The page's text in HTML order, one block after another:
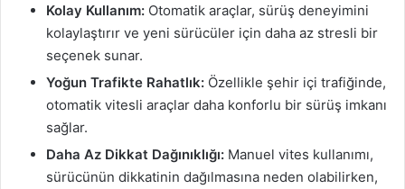
Kolay Kullanım: Otomatik araçlar, sürüş deneyimini
kolaylaştırır ve yeni sürücüler için daha az stresli bir
seçenek sunar.
Yoğun Trafikte Rahatlık: Özellikle şehir içi trafiğinde,
otomatik vitesli araçlar daha konforlu bir sürüş imkanı
sağlar.
Daha Az Dikkat Dağınıklığı: Manuel vites kullanımı,
sürücünün dikkatinin dağılmasına neden olabilirken,